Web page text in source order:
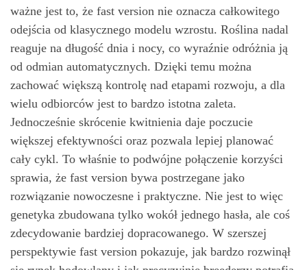
ważne jest to, że fast version nie oznacza całkowitego
odejścia od klasycznego modelu wzrostu. Roślina nadal
reaguje na długość dnia i nocy, co wyraźnie odróżnia ją
od odmian automatycznych. Dzięki temu można
zachować większą kontrolę nad etapami rozwoju, a dla
wielu odbiorców jest to bardzo istotna zaleta.
Jednocześnie skrócenie kwitnienia daje poczucie
większej efektywności oraz pozwala lepiej planować
cały cykl. To właśnie to podwójne połączenie korzyści
sprawia, że fast version bywa postrzegane jako
rozwiązanie nowoczesne i praktyczne. Nie jest to więc
genetyka zbudowana tylko wokół jednego hasła, ale coś
zdecydowanie bardziej dopracowanego. W szerszej
perspektywie fast version pokazuje, jak bardzo rozwinął